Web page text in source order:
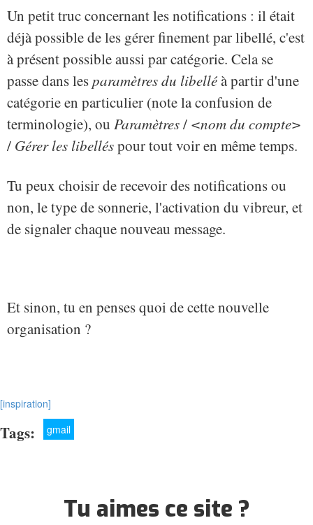
Un petit truc concernant les notifications : il était
déjà possible de les gérer finement par libellé, c'est
à présent possible aussi par catégorie. Cela se
passe dans lesparamètres du libelléà partir d'une
catégorie en particulier (note la confusion de
terminologie), ou Paramètres/ <nom du compte>
/ Gérer les libelléspour tout voir en même temps.
Tu peux choisir de recevoir des notifications ou
non, le type de sonnerie, l'activation du vibreur, et
de signaler chaque nouveau message.
Et sinon, tu en penses quoi de cette nouvelle
organisation ?
[inspiration]
Tags: gmail
Tu aimes ce site ?